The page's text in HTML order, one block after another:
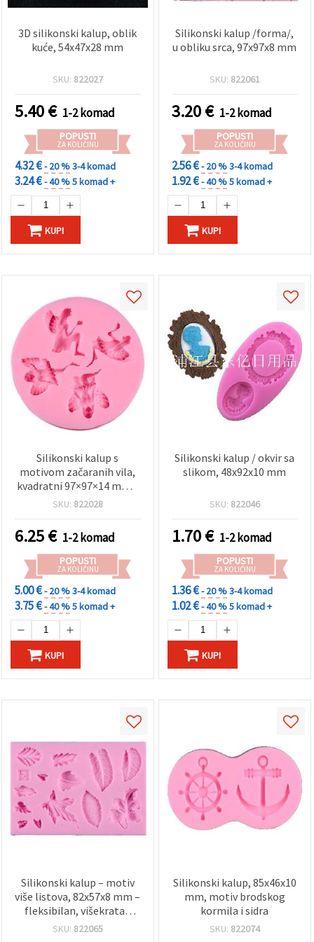
3D silikonski kalup, oblik
kuće, 54x47x28 mm
SKU: 822027
5.40€ 1-2 komad
POPUSTI
ZA KOLIČINU
4.32 €- 20 %3-4 komad
3.24 €- 40 %5 komad +
KUPI
Silikonski kalup /forma/,
u obliku srca, 97x97x8 mm
SKU: 822061
3.20€ 1-2 komad
POPUSTI
ZA KOLIČINU
2.56 €- 20 %3-4 komad
1.92 €- 40 %5 komad +
KUPI
Silikonski kalup s
motivom začaranih vila,
kvadratni 97×97×14 mm –
fleksibilan, višekratan
epoksidne/UV smole,
gline, sapuna i gipsa –
DIY/uradi sam rukotvorine
i dekoracije
SKU: 822028
6.25€ 1-2 komad
POPUSTI
ZA KOLIČINU
5.00 €- 20 %3-4 komad
3.75 €- 40 %5 komad +
KUPI
Silikonski kalup / okvir sa
slikom, 48x92x10 mm
SKU: 822046
1.70€ 1-2 komad
POPUSTI
ZA KOLIČINU
1.36 €- 20 %3-4 komad
1.02 €- 40 %5 komad +
KUPI
Silikonski kalup – motiv
više listova, 82x57x8 mm –
fleksibilan, višekratan
kalup za epoksidnu i UV
SKU: 822065
Silikonski kalup, 85x46x10
mm, motiv brodskog
kormila i sidra
SKU: 822074